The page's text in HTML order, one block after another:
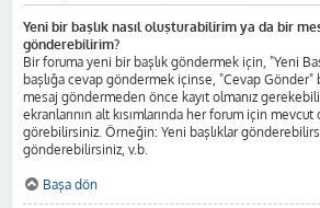
Yeni bir başlık nasıl oluşturabilirim ya da bir
gönderebilirim?
Bir foruma yeni bir başlık göndermek için, "Yeni
başlığa cevap göndermek içinse, "Cevap Gönder"
mesaj göndermeden önce kayıt olmanız
ekranlarının alt kısımlarında her forum için
görebilirsiniz. Örneğin: Yeni başlıklar
gönderebilirsiniz, v.b.
Başa dön